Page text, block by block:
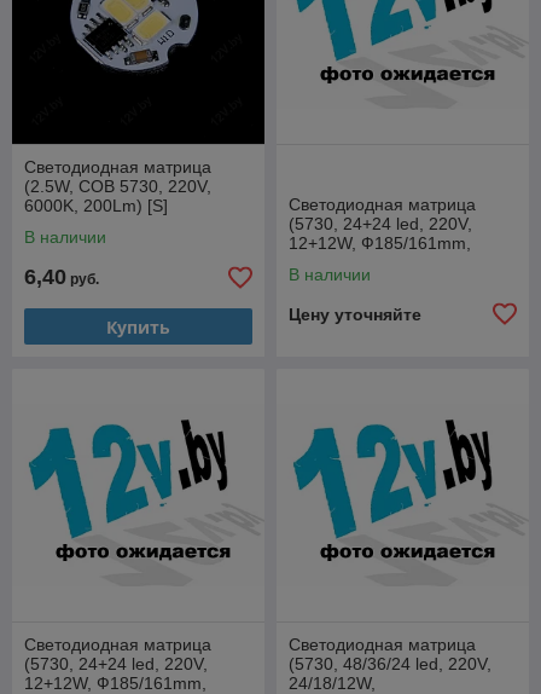
Светодиодная матрица
(2.5W, COB 5730, 220V,
6000K, 200Lm) [S]
В наличии
6,40 руб.
Купить
Светодиодная матрица
(5730, 24+24 led, 220V,
12+12W, Ф185/161mm,
В наличии
Цену уточняйте
Светодиодная матрица
(5730, 24+24 led, 220V,
12+12W, Ф185/161mm,
Светодиодная матрица
(5730, 48/36/24 led, 220V,
24/18/12W,